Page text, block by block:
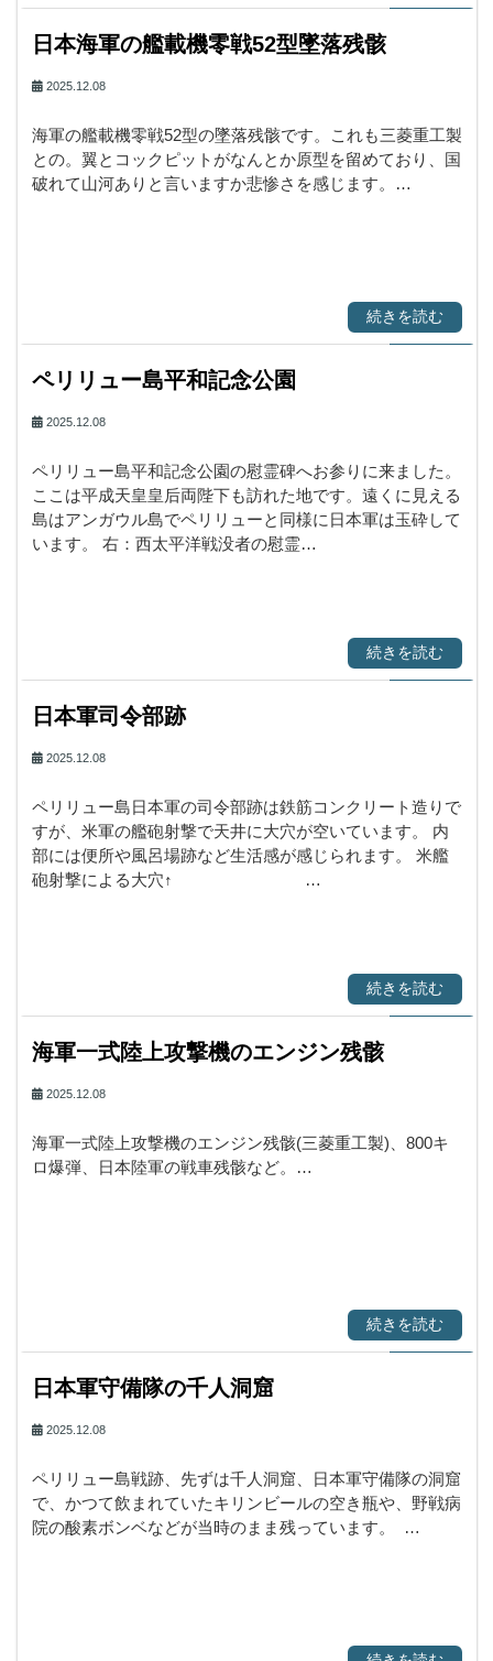
日本海軍の艦載機零戦52型墜落残骸
2025.12.08
海軍の艦載機零戦52型の墜落残骸です。これも三菱重工製
との。翼とコックピットがなんとか原型を留めており、国
破れて山河ありと言いますか悲惨さを感じます。…
続きを読む
ペリリュー島平和記念公園
2025.12.08
ペリリュー島平和記念公園の慰霊碑へお参りに来ました。
ここは平成天皇皇后両陛下も訪れた地です。遠くに見える
島はアンガウル島でペリリューと同様に日本軍は玉砕して
います。 右：西太平洋戦没者の慰霊…
続きを読む
日本軍司令部跡
2025.12.08
ペリリュー島日本軍の司令部跡は鉄筋コンクリート造りで
すが、米軍の艦砲射撃で天井に大穴が空いています。 内
部には便所や風呂場跡など生活感が感じられます。 米艦
砲射撃による大穴↑ …
続きを読む
海軍一式陸上攻撃機のエンジン残骸
2025.12.08
海軍一式陸上攻撃機のエンジン残骸(三菱重工製)、800キ
ロ爆弾、日本陸軍の戦車残骸など。…
続きを読む
日本軍守備隊の千人洞窟
2025.12.08
ペリリュー島戦跡、先ずは千人洞窟、日本軍守備隊の洞窟
で、かつて飲まれていたキリンビールの空き瓶や、野戦病
院の酸素ボンベなどが当時のまま残っています。 …